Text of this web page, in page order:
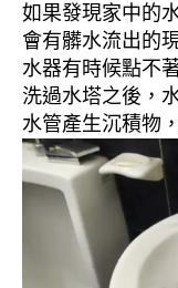
如果發現家中的
會有髒水流出的
水器有時候點不
洗過水塔之後，
水管產生沉積物